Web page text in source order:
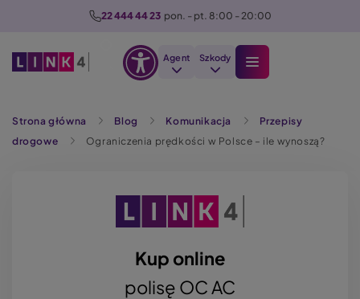
22 444 44 23 pon. - pt. 8:00 - 20:00
Agent Szkody
Strona główna Blog Komunikacja
Przepisy
drogowe
Ograniczenia prędkości w Polsce – ile wynoszą?
Kup online
polisę OC AC